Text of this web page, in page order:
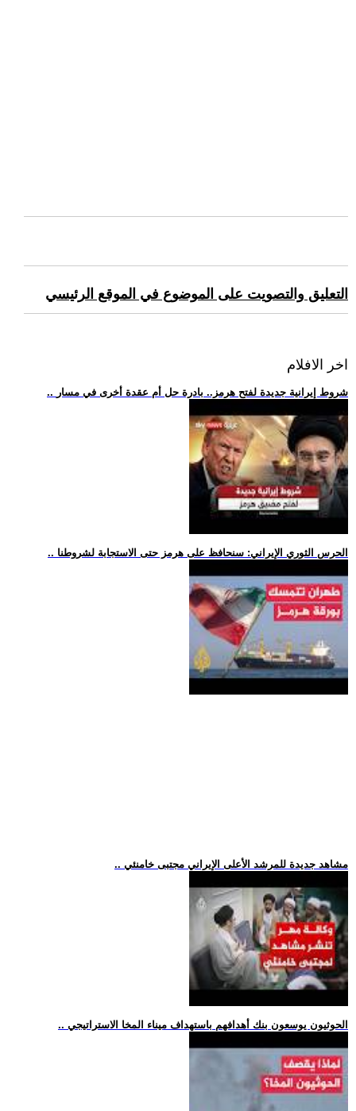
التعليق والتصويت على الموضوع في الموقع الرئيسي
اخر الافلام
.. شروط إيرانية جديدة لفتح هرمز.. بادرة حل أم عقدة أخرى في مسار
.. الحرس الثوري الإيراني: سنحافظ على هرمز حتى الاستجابة لشروطنا
.. مشاهد جديدة للمرشد الأعلى الإيراني مجتبى خامنئي
.. الحوثيون يوسعون بنك أهدافهم باستهداف ميناء المخا الاستراتيجي